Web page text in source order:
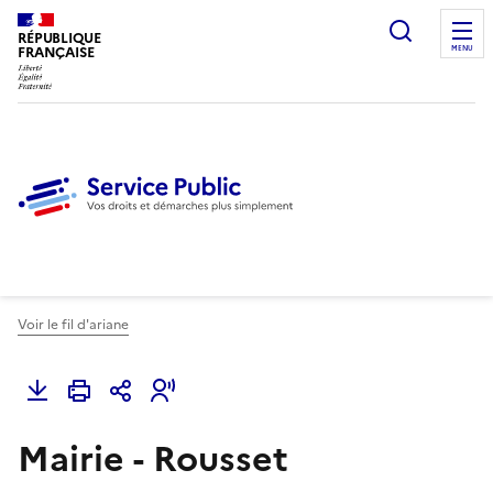
RÉPUBLIQUE
FRANÇAISE
Ouvrir
MENU
Voir le fil d'ariane
Mairie - Rousset